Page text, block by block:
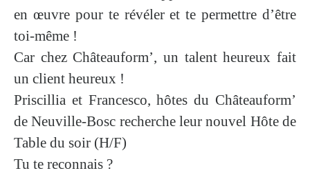
en œuvre pour te révéler et te permettre d’être
toi-même !
Car chez Châteauform’, un talent heureux fait
un client heureux !
Priscillia et Francesco, hôtes du Châteauform’
de Neuville-Bosc recherche leur nouvel Hôte de
Table du soir (H/F)
Tu te reconnais ?